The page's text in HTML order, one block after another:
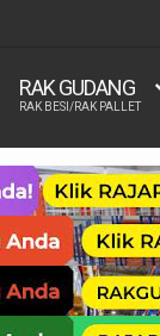
KASUR
RAK GUDANG
RAK BESI/RAK PALLET